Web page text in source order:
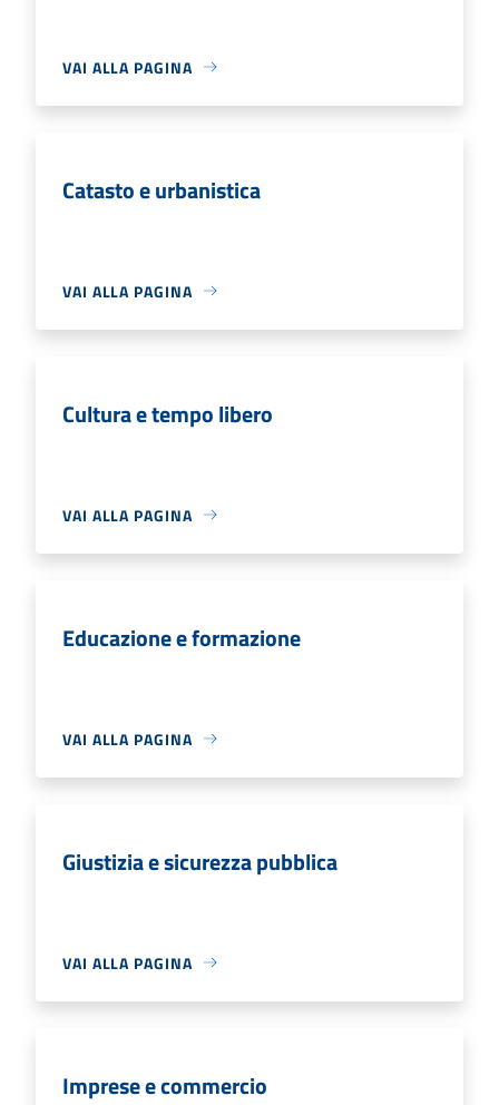
VAI ALLA PAGINA
Catasto e urbanistica
VAI ALLA PAGINA
Cultura e tempo libero
VAI ALLA PAGINA
Educazione e formazione
VAI ALLA PAGINA
Giustizia e sicurezza pubblica
VAI ALLA PAGINA
Imprese e commercio